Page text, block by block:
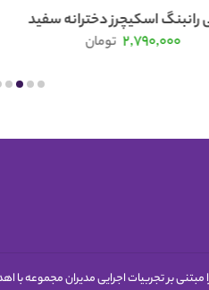
رانبنگ اسکیچرز دخترانه سفید
2,790,000 تومان
کار خود را مبتنی بر تجربیات اجرایی مدیران